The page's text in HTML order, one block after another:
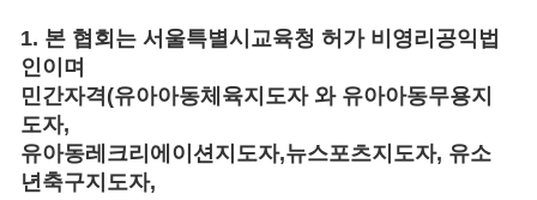
1. 본 협회는 서울특별시교육청 허가 비영리공익법
인이며
민간자격 (유아아동체육지도자 와 유아아동무용지
도자,
유아동레크리에이션지도자,뉴스포츠지도자, 유소
년축구지도자,